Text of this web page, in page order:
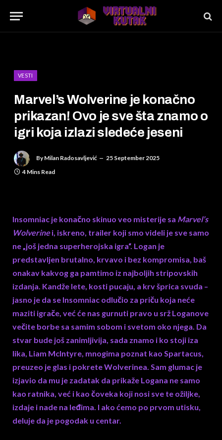
VESTI
Marvel’s Wolverine je konačno
prikazan! Ovo je sve šta znamo o
igri koja izlazi sledeće jeseni
By Milan Radosavljević
25 September 2025
4 Mins Read
Insomniac je konačno skinuo veo misterije sa Marvel’s
Wolverinei, iskreno, trailer koji smo videli je sve samo
ne „još jedna superherojska igra“. Logan je
predstavljen brutalno, krvavo i bez kompromisa, baš
onakav kakvog ga pamtimo iz najboljih stripovskih
izdanja. Kandže lete, kosti pucaju, a krv šprica svuda –
jasno je da se Insomniac odlučio za priču koja neće
maziti igrače, već će nas gurnuti pravo u srž Loganove
večite borbe sa samim sobom i svetom oko njega. Da
stvar bude još zanimljivija, sada znamo i ko stoji iza
lika, Liam McIntyre, mnogima poznat kao Spartacus,
preuzeo je glas i pokrete Wolverinea. Sam glumac je
izjavio da mu je zadatak da prikaže Logana ne samo
kao ratnika, već i kao čoveka koji nosi sve te ožiljke,
izdaje i nade na leđima. I ako ćemo po prvom utisku,
deluje da je pogodak u centar.